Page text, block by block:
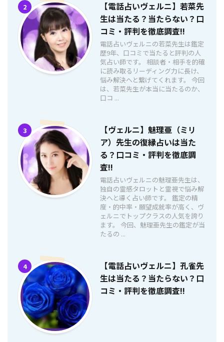
2
【電話占いヴェルニ】若菜先
生は当たる？当たらない？口
コミ・評判を徹底調査!!
電話占いヴェルニの若菜先生は鑑定
歴9年、口コミで当たると評判の人
気占い師です。 相談者・相手を的確
に読み取るリーディング力に長け、
悩み解決へと繋げてくれます。 今回
は、若菜先生が本当に当たるのか、
口コ ...
3
【ヴェルニ】魅理亜（ミリ
ア）先生の復縁占いは当た
る？口コミ・評判を徹底調
査!!
電話占いヴェルニの魅理亜先生は、
独自の霊感タロットと霊視で悩み解
決へと導く占い師です。 鑑定の精
度・的中率・願望成就率が高く、ヴ
ェルニでトップクラスの人気を誇り
ます。 今回、魅理亜先生の鑑定が当
たるの ...
4
【電話占いヴェルニ】孔雀先
生は当たる？当たらない？口
コミ・評判を徹底調査!!